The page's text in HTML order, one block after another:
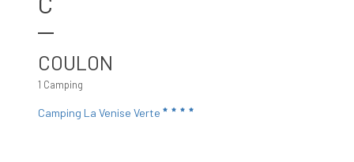
COULON
1 Camping
Camping La Venise Verte